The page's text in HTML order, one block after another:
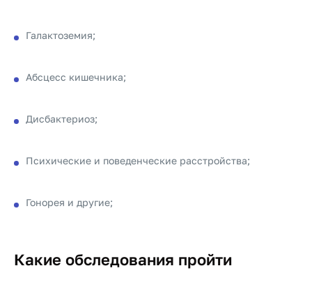
Галактоземия;
Абсцесс кишечника;
Дисбактериоз;
Психические и поведенческие расстройства;
Гонорея и другие;
Какие обследования пройти